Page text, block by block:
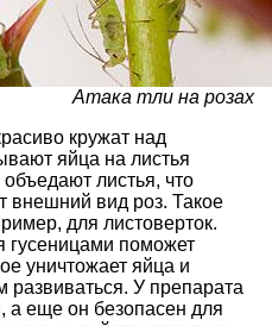
Атака тли на розах
кружат над
яйца на листья
листья, что
внешний вид роз. Такое
для листоверток.
гусеницами поможет
уничтожает яйца и
развиваться. У препарата
а еще он безопасен для